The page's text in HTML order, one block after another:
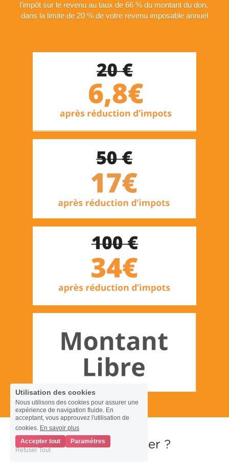
l’impôt sur le revenu au taux de 66 % du montant du don,
dans la limite de 20 % de votre revenu imposable annuel
Pourquoi donner ?
Utilisation des cookies
Nous utilisons des cookies pour assurer une
expérience de navigation fluide. En
acceptant, vous approuvez l'utilisation de
cookies. En savoir plus
Accepter tout
Paramètres
Refuser Tout